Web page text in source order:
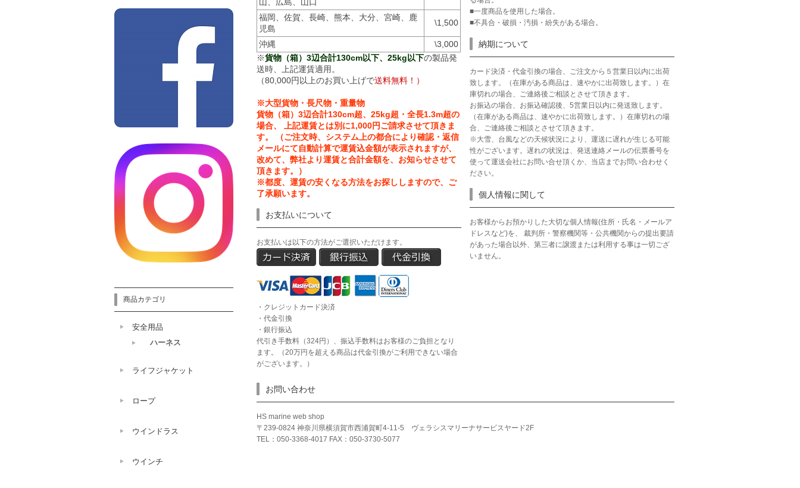
山、広島、山口
福岡、佐賀、長崎、熊本、大分、宮崎、鹿
児島
\1,500
沖縄
\3,000
※貨物（箱）3辺合計130cm以下、25kg以下の製品発
送時、上記運賃適用。
（80,000円以上のお買い上げで送料無料！）
※大型貨物・長尺物・重量物
貨物（箱）3辺合計130cm超、25kg超・全長1.3m超の
場合、 上記運賃とは別に1,000円ご請求させて頂きま
す。 （ご注文時、システム上の都合により確認・返信
メールにて自動計算で運賃込金額が表示されますが、
改めて、弊社より運賃と合計金額を、お知らせさせて
頂きます。）
※都度、運賃の安くなる方法をお探ししますので、ご
了承願います。
お支払いについて
お支払いは以下の方法がご選択いただけます。
・クレジットカード決済
・代金引換
・銀行振込
代引き手数料（324円）、振込手数料はお客様のご負担となり
ます。（20万円を超える商品は代金引換がご利用できない場合
がございます。）
■一度商品を使用した場合。
■不具合・破損・汚損・紛失がある場合。
納期について
カード決済・代金引換の場合、ご注文から５営業日以内に出荷
致します。（在庫がある商品は、速やかに出荷致します。）在
庫切れの場合、ご連絡後ご相談とさせて頂きます。
お振込の場合、お振込確認後、5営業日以内に発送致します。
（在庫がある商品は、速やかに出荷致します。）在庫切れの場
合、ご連絡後ご相談とさせて頂きます。
※大雪、台風などの天候状況により、運送に遅れが生じる可能
性がございます。遅れの状況は、発送連絡メールの伝票番号を
使って運送会社にお問い合せ頂くか、当店までお問い合わせく
ださい。
個人情報に関して
お客様からお預かりした大切な個人情報(住所・氏名・メールア
ドレスなど)を、 裁判所・警察機関等・公共機関からの提出要請
があった場合以外、第三者に譲渡または利用する事は一切ござ
いません。
お問い合わせ
HS marine web shop
〒239-0824 神奈川県横須賀市西浦賀町4-11-5 ヴェラシスマリーナサービスヤード2F
TEL：050-3368-4017 FAX：050-3730-5077
商品カテゴリ
安全用品
ハーネス
ライフジャケット
ロープ
ウインドラス
ウインチ